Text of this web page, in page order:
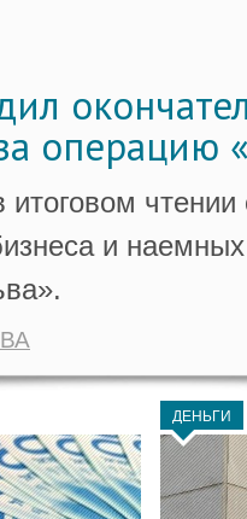
операцию
итоговом
и
ДЕНЬГИ